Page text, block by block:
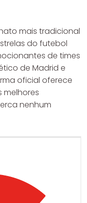
mais tradicional
do futebol
de times
de Madrid e
oficial oferece
melhores
nenhum